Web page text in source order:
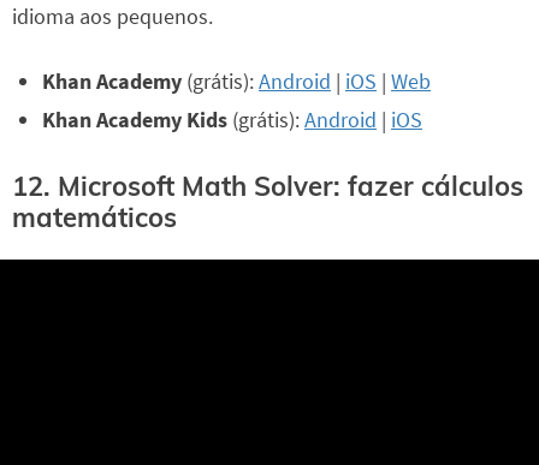
idioma aos pequenos.
Khan Academy (grátis):Android | iOS | Web
Khan Academy Kids (grátis):Android | iOS
12. Microsoft Math Solver: fazer cálculos
matemáticos